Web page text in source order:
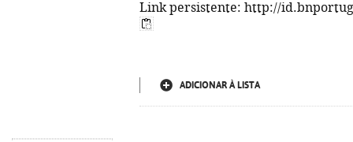
Link persistente: http://
ADICIONAR À LISTA